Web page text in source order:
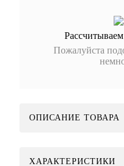
Пожалуйста
ОПИСАНИЕ ТОВАРА
ХАРАКТЕРИСТИКИ